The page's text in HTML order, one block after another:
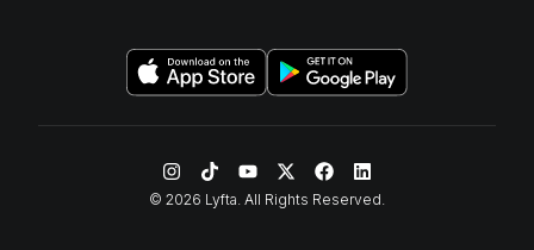
© 2026 Lyfta. All Rights Reserved.